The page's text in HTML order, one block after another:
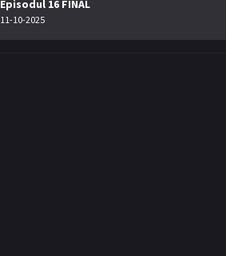
Episodul 16 FINAL
11-10-2025